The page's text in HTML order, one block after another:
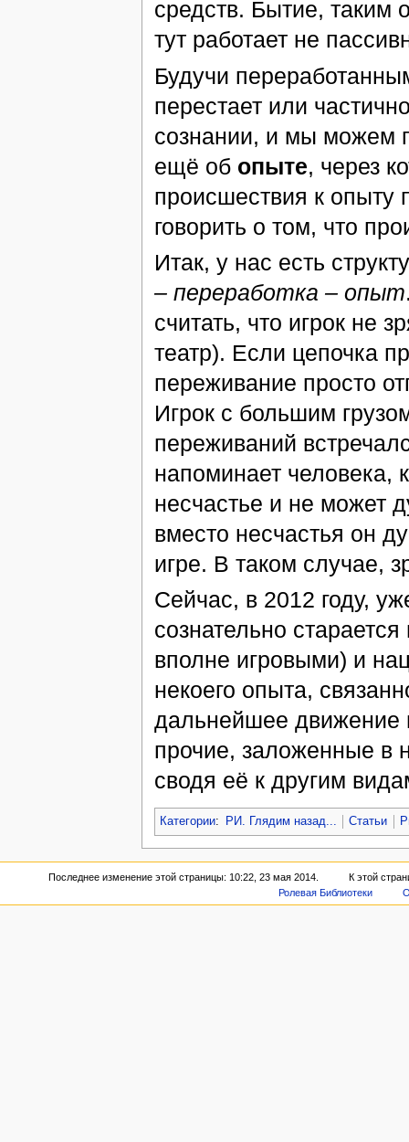
средств. Бытие, таким
тут работает не
Будучи
перестает или
сознании, и мы можем
ещё об опыте, через
происшествия к
говорить о том, что
Итак, у нас есть
– переработка – опыт
считать, что игрок не
театр). Если цепочка
переживание просто
Игрок с большим
переживаний
напоминает человека,
несчастье и не может
вместо несчастья он
игре. В таком случае,
Сейчас, в 2012 году,
сознательно
вполне игровыми) и
некоего опыта,
дальнейшее движение
прочие, заложенные в
сводя её к другим
Категории: РИ. Глядим назад... Статьи
Последнее изменение этой страницы: 10:22, 23 мая 2014.
К этой
Ролевая Библиотеки